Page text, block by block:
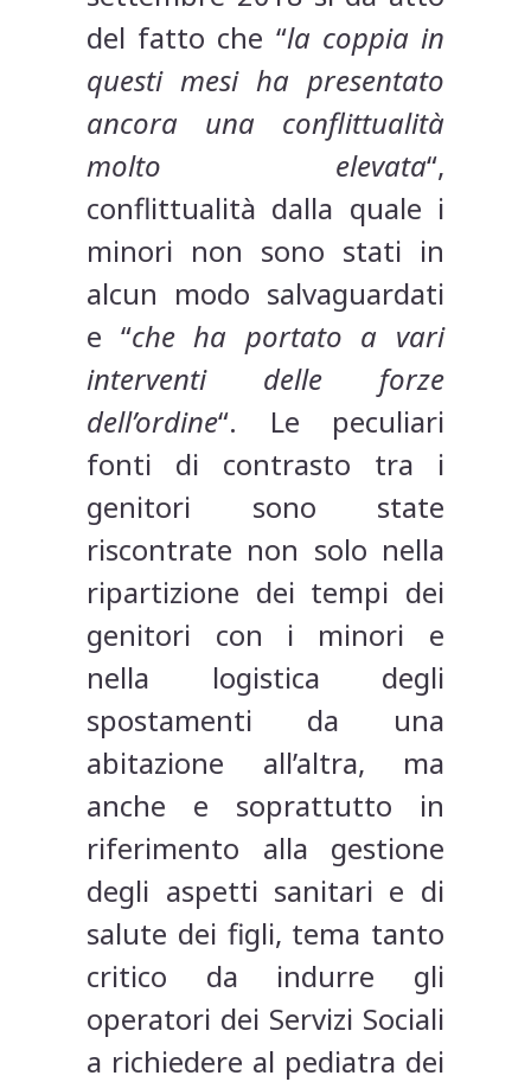
del fatto che “la coppia in
questi mesi ha presentato
ancora una conflittualità
molto elevata“,
conflittualità dalla quale i
minori non sono stati in
alcun modo salvaguardati
e “che ha portato a vari
interventi delle forze
dell’ordine“. Le peculiari
fonti di contrasto tra i
genitori sono state
riscontrate non solo nella
ripartizione dei tempi dei
genitori con i minori e
nella logistica degli
spostamenti da una
abitazione all’altra, ma
anche e soprattutto in
riferimento alla gestione
degli aspetti sanitari e di
salute dei figli, tema tanto
critico da indurre gli
operatori dei Servizi Sociali
a richiedere al pediatra dei